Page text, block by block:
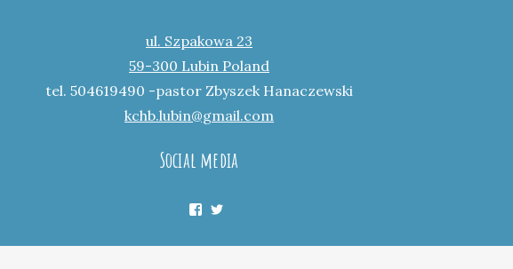
ul. Szpakowa 23
59-300 Lubin Poland
tel. 504619490 -pastor Zbyszek Hanaczewski
kchb.lubin@gmail.com
Social media
Facebook